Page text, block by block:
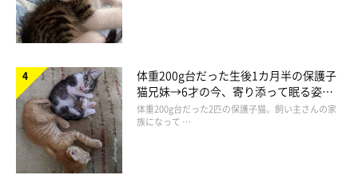
体重200g台だった生後1カ月半の保護子
猫兄妹→6才の今、寄り添って眠る姿に
ほっこり！
体重200g台だった2匹の保護子猫。飼い主さんの家
族になって …